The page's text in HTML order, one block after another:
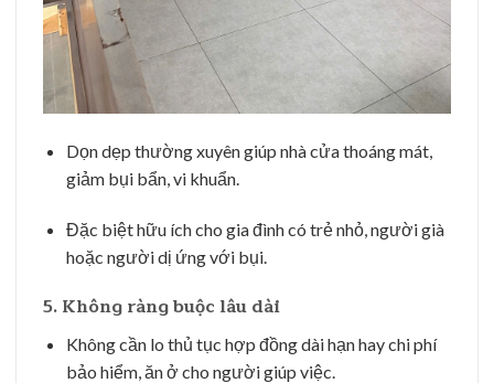
Dọn dẹp thường xuyên giúp nhà cửa thoáng mát,
giảm bụi bẩn, vi khuẩn.
Đặc biệt hữu ích cho gia đình có trẻ nhỏ, người già
hoặc người dị ứng với bụi.
5. Không ràng buộc lâu dài
Không cần lo thủ tục hợp đồng dài hạn hay chi phí
bảo hiểm, ăn ở cho người giúp việc.